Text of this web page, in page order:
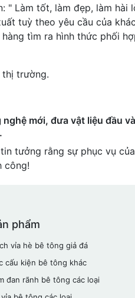
" Làm tốt, làm đẹp, làm hài
tuỳ theo yêu cầu của
tìm ra hình thức phối
trường.
mới, đưa vật liệu đầu
tưởng rằng sự phục vụ
công!
phẩm
vỉa hè bê tông giả đá
cấu kiện bê tông khác
đan rãnh bê tông các loại